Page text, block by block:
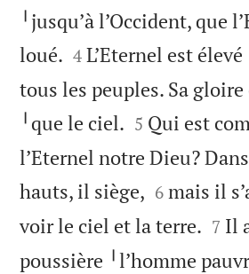
╵jusqu’à l’Occident, que
loué. 

4 L’Eternel est
tous les peuples. Sa
╵que le ciel. 

5 Qui est
l’Eternel notre Dieu?
hauts, il siège, 

6 mais il
voir le ciel et la terre. 

7 Il
poussière ╵l’homme